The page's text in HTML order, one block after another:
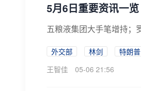
5月6日重要资讯一览
五粮液集团大手笔增持；
外交部 林剑
特朗普
王智佳
05-06 21:56